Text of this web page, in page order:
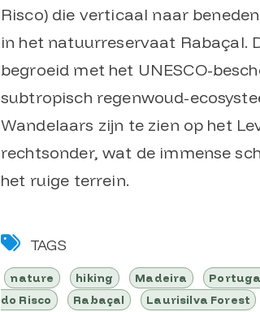
Risco) die verticaal naar
in het natuurreservaat Rabaçal.
begroeid met het UNESCO-
subtropisch regenwoud-
Wandelaars zijn te zien op het
rechtsonder, wat de immense
het ruige terrein.
TAGS
nature hiking Madeira
do Risco
Rabaçal Laurisilva Forest